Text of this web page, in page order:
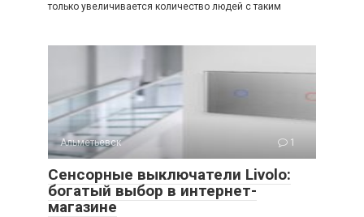
только увеличивается количество людей с таким
Альметьевск 1
Сенсорные выключатели Livolo:
богатый выбор в интернет-
магазине